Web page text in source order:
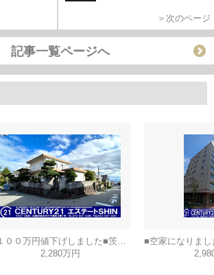
＞次のページ
記事一覧ページへ
2,280万円